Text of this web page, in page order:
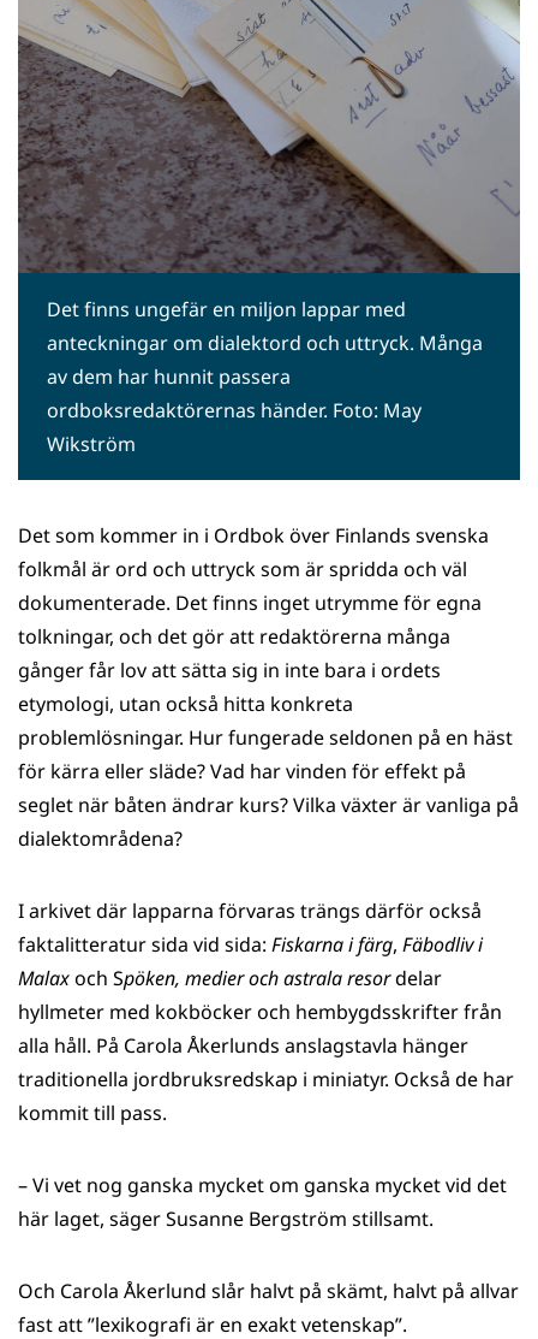
Det finns ungefär en miljon lappar med
anteckningar om dialektord och uttryck. Många
av dem har hunnit passera
ordboksredaktörernas händer. Foto: May
Wikström
Det som kommer in i Ordbok över Finlands svenska
folkmål är ord och uttryck som är spridda och väl
dokumenterade. Det finns inget utrymme för egna
tolkningar, och det gör att redaktörerna många
gånger får lov att sätta sig in inte bara i ordets
etymologi, utan också hitta konkreta
problemlösningar. Hur fungerade seldonen på en häst
för kärra eller släde? Vad har vinden för effekt på
seglet när båten ändrar kurs? Vilka växter är vanliga på
dialektområdena?
I arkivet där lapparna förvaras trängs därför också
faktalitteratur sida vid sida: Fiskarna i färg, Fäbodliv i
Malaxoch Spöken, medier och astrala resordelar
hyllmeter med kokböcker och hembygdsskrifter från
alla håll. På Carola Åkerlunds anslagstavla hänger
traditionella jordbruksredskap i miniatyr. Också de har
kommit till pass.
– Vi vet nog ganska mycket om ganska mycket vid det
här laget, säger Susanne Bergström stillsamt.
Och Carola Åkerlund slår halvt på skämt, halvt på allvar
fast att ”lexikografi är en exakt vetenskap”.